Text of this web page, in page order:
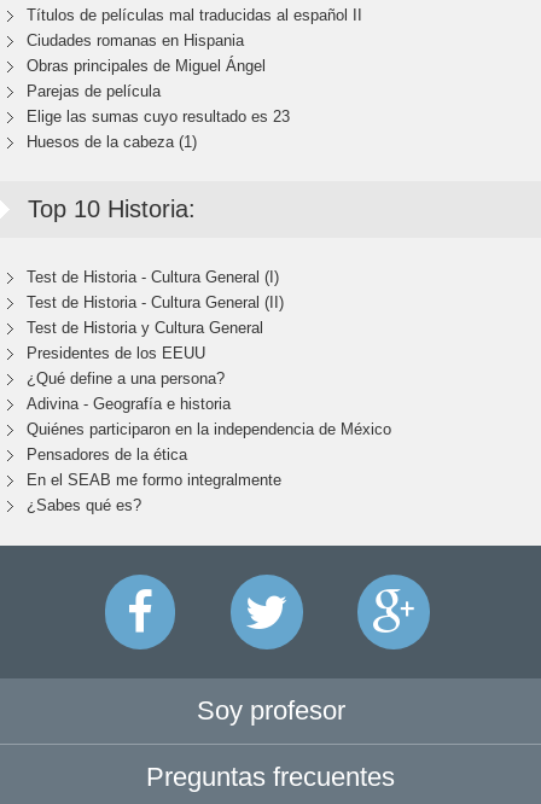
Títulos de películas mal traducidas al español II
Ciudades romanas en Hispania
Obras principales de Miguel Ángel
Parejas de película
Elige las sumas cuyo resultado es 23
Huesos de la cabeza (1)
Top 10 Historia:
Test de Historia - Cultura General (I)
Test de Historia - Cultura General (II)
Test de Historia y Cultura General
Presidentes de los EEUU
¿Qué define a una persona?
Adivina - Geografía e historia
Quiénes participaron en la independencia de México
Pensadores de la ética
En el SEAB me formo integralmente
¿Sabes qué es?
Soy profesor
Preguntas frecuentes